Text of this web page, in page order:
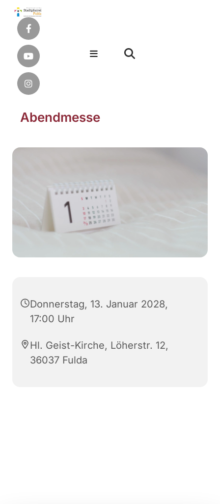
Abendmesse
Donnerstag, 13. Januar 2028,
17:00 Uhr
Hl. Geist-Kirche, Löherstr. 12,
36037 Fulda